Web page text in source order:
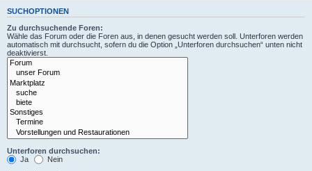
SUCHOPTIONEN
Zu durchsuchende Foren:
Wähle das Forum oder die Foren aus, in denen gesucht werden soll. Unterforen werden
automatisch mit durchsucht, sofern du die Option „Unterforen durchsuchen“ unten nicht
deaktivierst.
Unterforen durchsuchen:
Ja
Nein